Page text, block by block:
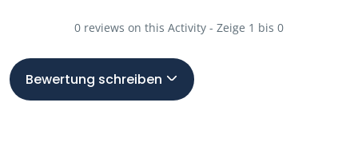
0 reviews on this Activity - Zeige 1 bis 0
Bewertung schreiben